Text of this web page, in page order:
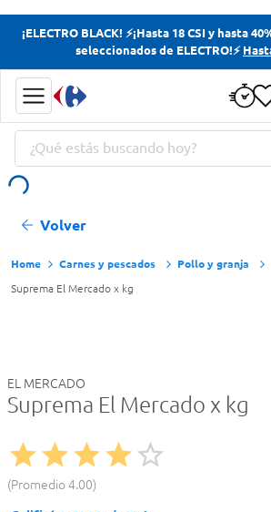
¡ELECTRO BLACK! ⚡¡Hasta 18 CSI y hasta
seleccionados de ELECTRO!⚡
¿Qué estás buscando hoy?
Volver
Carnes y pescados Pollo y granja
Suprema El Mercado x kg
EL MERCADO
Suprema El Mercado x kg
Promedio4.00
Términos más buscados
Yerba
Cerveza
Doves
Términos más buscados
Cerveza
Doves
Papas Fritas